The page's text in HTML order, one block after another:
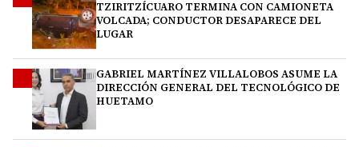
TZIRITZÍCUARO TERMINA CON CAMIONETA
VOLCADA; CONDUCTOR DESAPARECE DEL
LUGAR
GABRIEL MARTÍNEZ VILLALOBOS ASUME LA
DIRECCIÓN GENERAL DEL TECNOLÓGICO DE
HUETAMO